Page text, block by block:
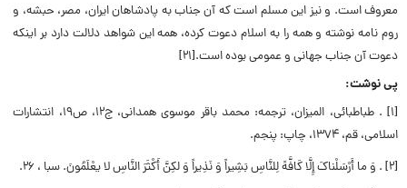
معروف است. و نیز این مسلم است که آن جناب به پادشاهان ایران، مصر، حبشه، و
روم نامه نوشته و همه را به اسلام دعوت کرده، همه این شواهد دلالت دارد بر اینکه
دعوت آن جناب جهانى و عمومى بوده است.[۲۱]
پی نوشت:
[۱] . طباطبائی، المیزان، ترجمه: محمد باقر موسوی همدانی، ج۱۲، ص۱۹، انتشارات
اسلامی، قم، ۱۳۷۴، چاپ: پنجم.
[۲] . وَ ما أَرْسَلْناکَ إِلَّا کَافَّهً لِلنَّاسِ بَشِیراً وَ نَذِیراً وَ لکِنَّ أَکْثَرَ النَّاسِ لا یعْلَمُونَ. سبا ، ۲۶.